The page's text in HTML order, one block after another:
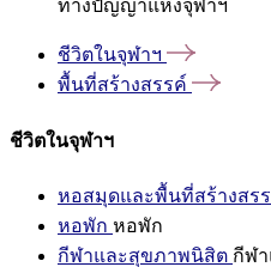
ทางปัญญาแห่งจุฬาฯ
ชีวิตในจุฬาฯ
พื้นที่สร้างสรรค์
ชีวิตในจุฬาฯ
หอสมุดและพื้นที่สร้างสร
หอพัก หอพัก
กีฬาและสุขภาพนิสิต กีฬ